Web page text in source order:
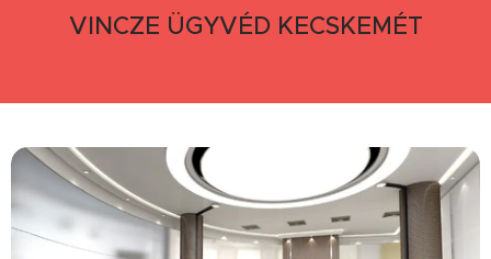
VINCZE ÜGYVÉD KECSKEMÉT